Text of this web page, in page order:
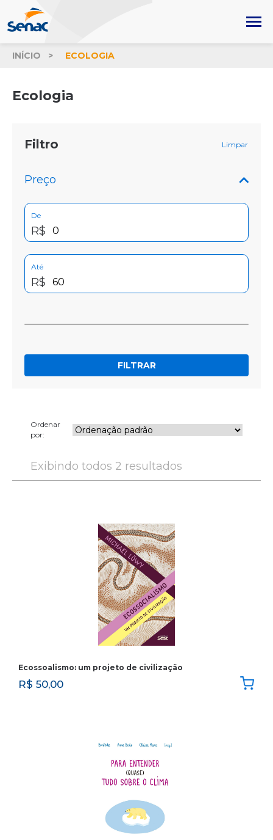
INÍCIO ECOLOGIA
Ecologia
Filtro Limpar
Preço
De
R$
Até
R$
FILTRAR
Ordenar
por:
Exibindo todos 2 resultados
Ecossoalismo: um projeto de civilização
R$ 50,00